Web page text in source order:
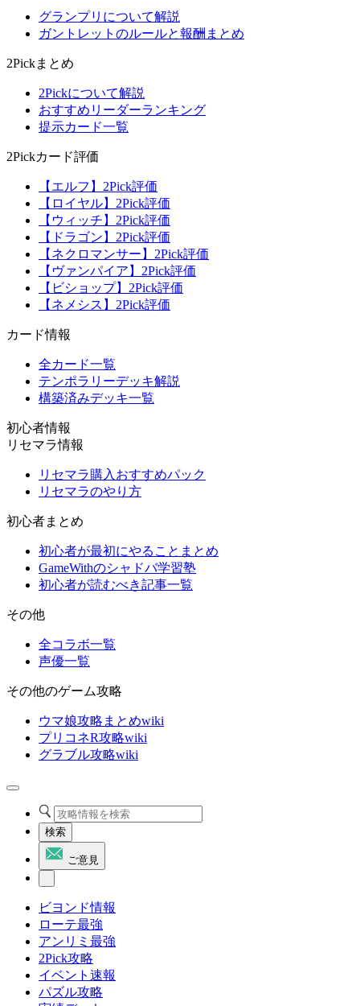
グランプリについて解説
ガントレットのルールと報酬まとめ
2Pickまとめ
2Pickについて解説
おすすめリーダーランキング
提示カード一覧
2Pickカード評価
【エルフ】2Pick評価
【ロイヤル】2Pick評価
【ウィッチ】2Pick評価
【ドラゴン】2Pick評価
【ネクロマンサー】2Pick評価
【ヴァンパイア】2Pick評価
【ビショップ】2Pick評価
【ネメシス】2Pick評価
カード情報
全カード一覧
テンポラリーデッキ解説
構築済みデッキ一覧
初心者情報
リセマラ情報
リセマラ購入おすすめパック
リセマラのやり方
初心者まとめ
初心者が最初にやることまとめ
GameWithのシャドバ学習塾
初心者が読むべき記事一覧
その他
全コラボ一覧
声優一覧
その他のゲーム攻略
ウマ娘攻略まとめwiki
プリコネR攻略wiki
グラブル攻略wiki
検索
ご意見
ビヨンド情報
ローテ最強
アンリミ最強
2Pick攻略
イベント速報
パズル攻略